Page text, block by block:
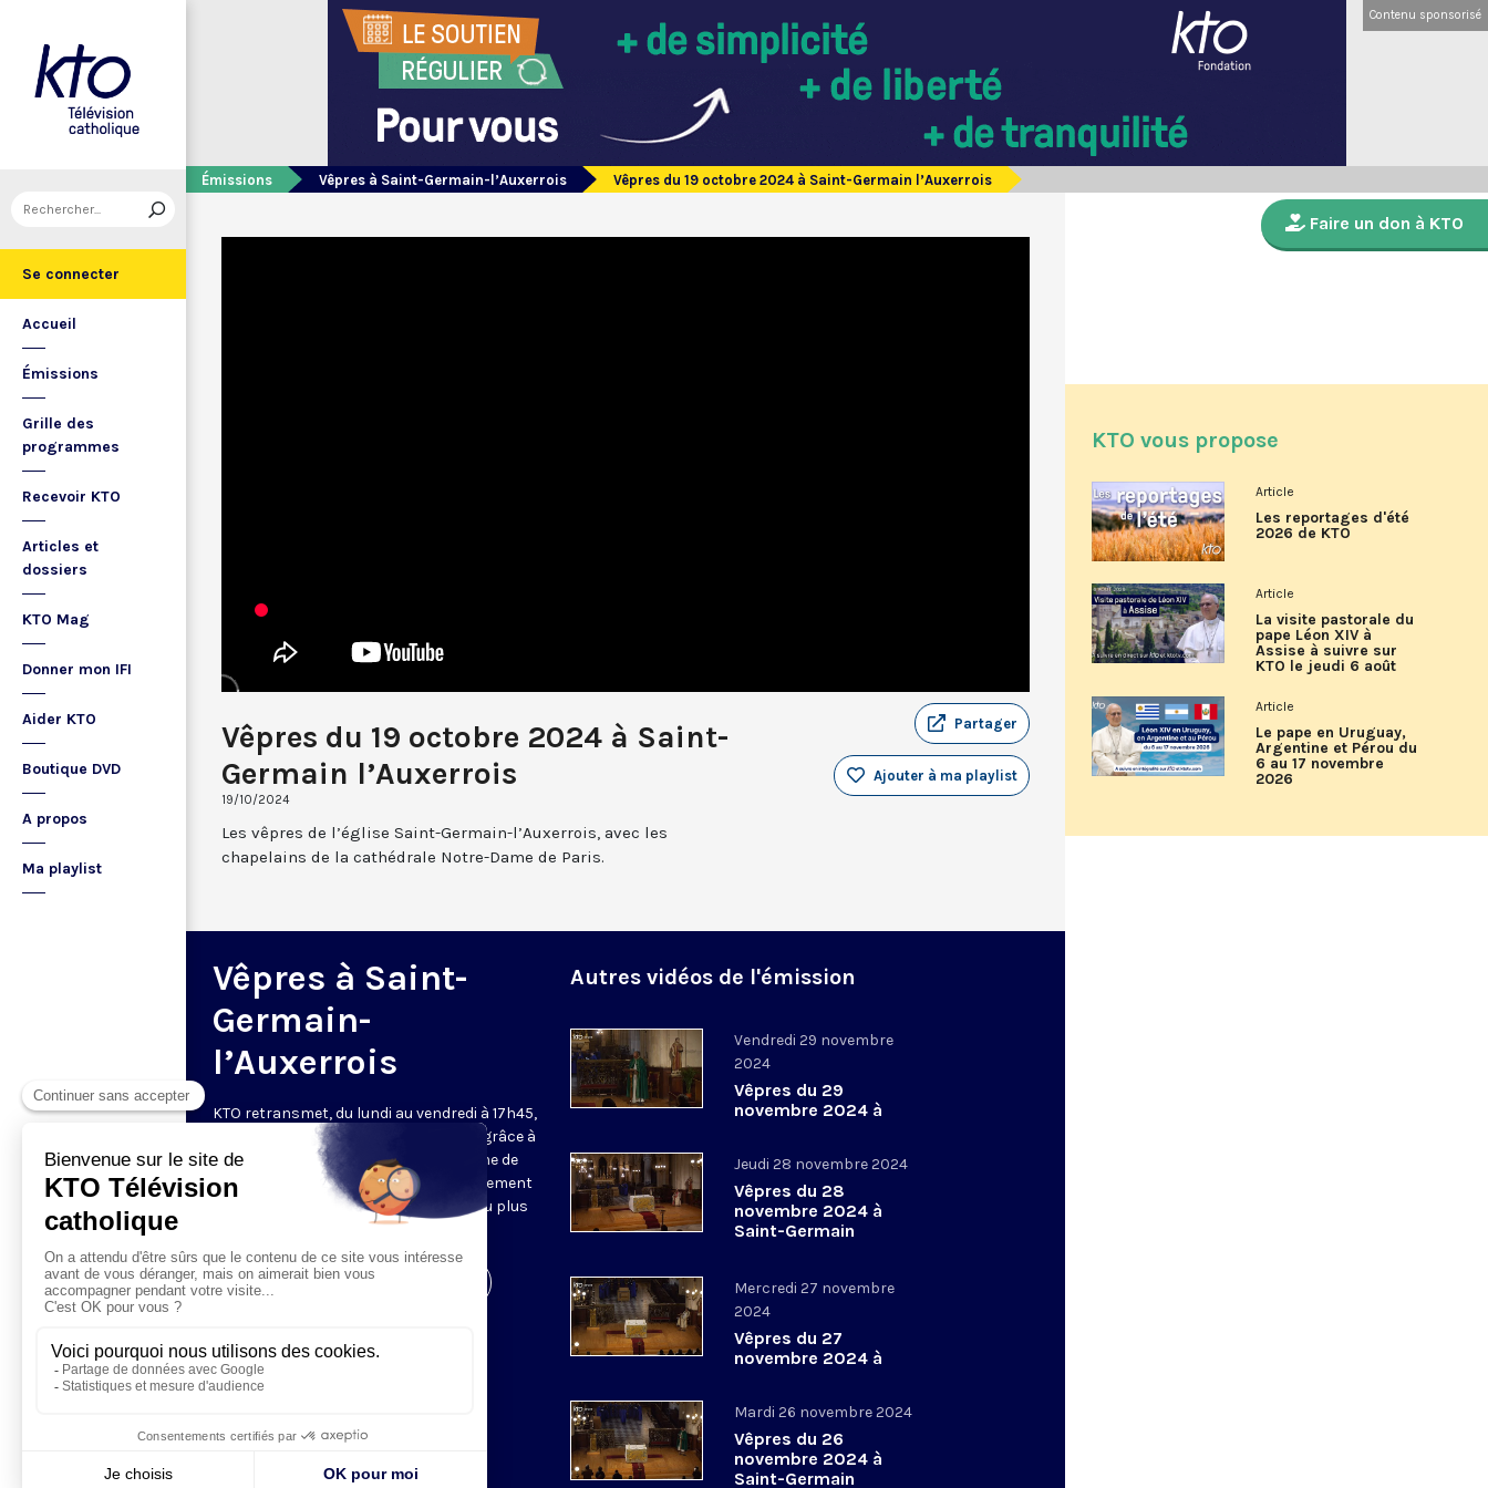
Se connecter
Accueil
Émissions
Grille des
programmes
Recevoir KTO
Articles et
dossiers
KTO Mag
Donner mon IFI
Aider KTO
Boutique DVD
A propos
Ma playlist
Contenu sponsorisé
Émissions Vêpres à Saint-Germain-l’Auxerrois Vêpres du 19 octobre 2024 à Saint-Germain l’Auxerrois
Vêpres du 19 octobre 2024 à Saint-
Germain l’Auxerrois
19/10/2024
Partager
Ajouter à ma playlist
Les vêpres de l’église Saint-Germain-l’Auxerrois, avec les
chapelains de la cathédrale Notre-Dame de Paris.
Vêpres à Saint-
Germain-
l’Auxerrois
KTO retransmet, du lundi au vendredi à 17h45,
les vêpres en direct de Saint-Germain grâce à
une technologie innovante : un système de
captation multicaméra en direct totalement
automatisé, qui offre une réalisation au plus
près de la célébration.
Visiter la page de l'émission
Autres vidéos de l'émission
Vendredi 29 novembre
2024
Vêpres du 29
novembre 2024 à
Jeudi 28 novembre 2024
Vêpres du 28
novembre 2024 à
Saint-Germain
Mercredi 27 novembre
2024
Vêpres du 27
novembre 2024 à
Mardi 26 novembre 2024
Vêpres du 26
novembre 2024 à
Saint-Germain
Faire un don à KTO
KTO vous propose
Article
Les reportages d'été
2026 de KTO
Article
La visite pastorale du
pape Léon XIV à
Assise à suivre sur
KTO le jeudi 6 août
Article
Le pape en Uruguay,
Argentine et Pérou du
6 au 17 novembre
2026